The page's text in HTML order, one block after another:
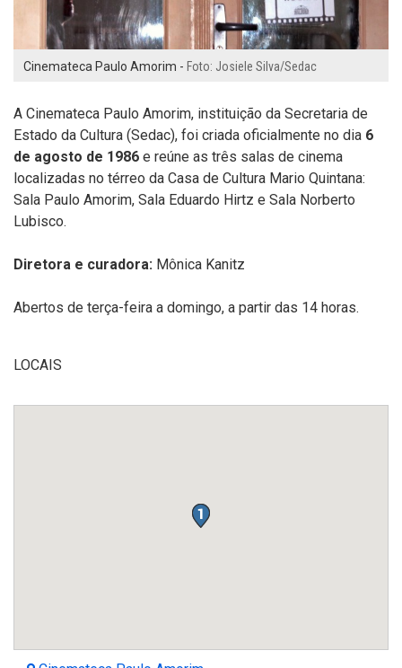
Cinemateca Paulo Amorim - Foto: Josiele Silva/Sedac
A Cinemateca Paulo Amorim, instituição da Secretaria de
Estado da Cultura (Sedac), foi criada oficialmente no dia 6
de agosto de 1986 e reúne as três salas de cinema
localizadas no térreo da Casa de Cultura Mario Quintana:
Sala Paulo Amorim, Sala Eduardo Hirtz e Sala Norberto
Lubisco.
Diretora e curadora: Mônica Kanitz
Abertos de terça-feira a domingo, a partir das 14 horas.
LOCAIS